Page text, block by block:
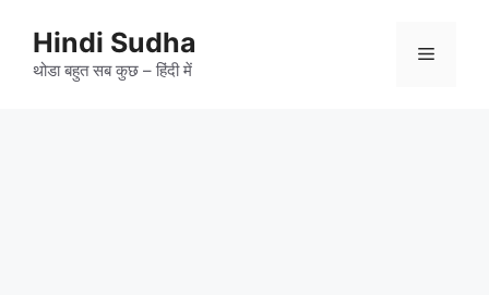
contentHindi Sudha
थोडा बहुत सब कुछ – हिंदी में
Menu